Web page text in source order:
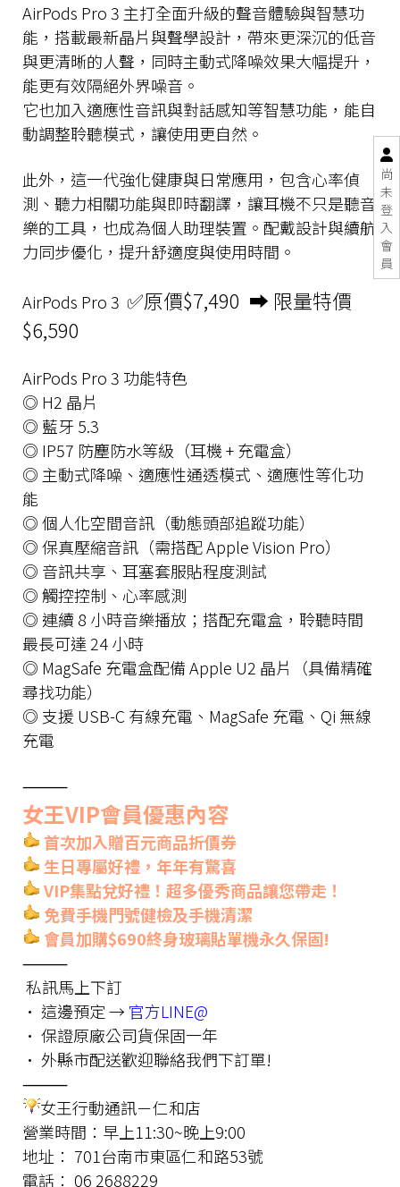
尚
未
登
入
會
員
AirPods Pro 3 主打全面升級的聲音體驗與智慧功
能，搭載最新晶片與聲學設計，帶來更深沉的低音
與更清晰的人聲，同時主動式降噪效果大幅提升，
能更有效隔絕外界噪音。
它也加入適應性音訊與對話感知等智慧功能，能自
動調整聆聽模式，讓使用更自然。
此外，這一代強化健康與日常應用，包含心率偵
測、聽力相關功能與即時翻譯，讓耳機不只是聽音
樂的工具，也成為個人助理裝置。配戴設計與續航
力同步優化，提升舒適度與使用時間。
AirPods Pro 3 ✅原價$7,490 ➡️ 限量特價
$6,590
AirPods Pro 3 功能特色
◎ H2 晶片
◎ 藍牙 5.3
◎ IP57 防塵防水等級（耳機 + 充電盒）
◎ 主動式降噪、適應性通透模式、適應性等化功
能
◎ 個人化空間音訊（動態頭部追蹤功能）
◎ 保真壓縮音訊（需搭配 Apple Vision Pro）
◎ 音訊共享、耳塞套服貼程度測試
◎ 觸控控制、心率感測
◎ 連續 8 小時音樂播放；搭配充電盒，聆聽時間
最長可達 24 小時
◎ MagSafe 充電盒配備 Apple U2 晶片（具備精確
尋找功能）
◎ 支援 USB-C 有線充電、MagSafe 充電、Qi 無線
充電
⸻
女王VIP會員優惠內容
首次加入贈百元商品折價券
生日專屬好禮，年年有驚喜
VIP集點兌好禮！超多優秀商品讓您帶走！
免費手機門號健檢及手機清潔
會員加購$690終身玻璃貼單機永久保固!
⸻
私訊馬上下訂
• 這邊預定 →官方LINE@
• 保證原廠公司貨保固一年
• 外縣市配送歡迎聯絡我們下訂單!
⸻
女王行動通訊－仁和店
營業時間：早上11:30~晚上9:00
地址： 701台南市東區仁和路53號
電話： 06 2688229